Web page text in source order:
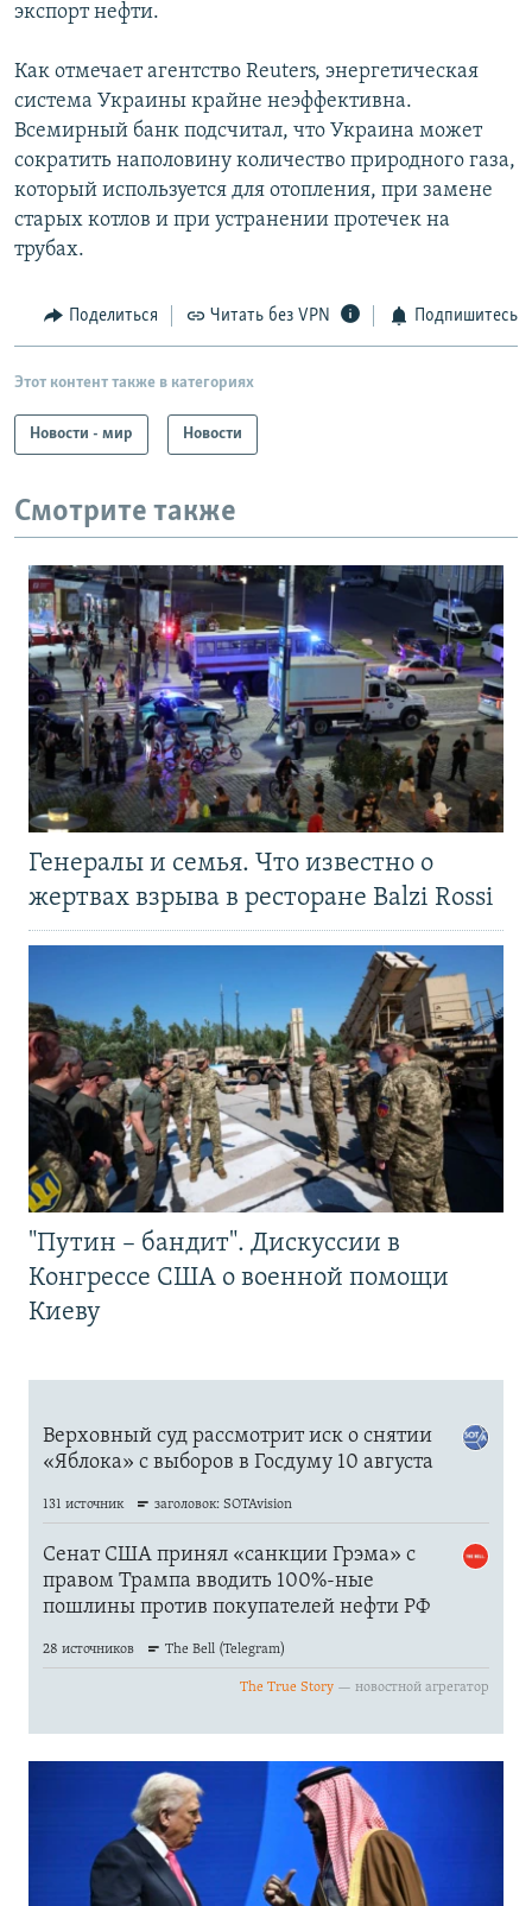
экспорт нефти.
Как отмечает агентство Reuters, энергетическая
система Украины крайне неэффективна.
Всемирный банк подсчитал, что Украина может
сократить наполовину количество природного газа,
который используется для отопления, при замене
старых котлов и при устранении протечек на
трубах.
Поделиться Читать без VPN Подпишитесь
Этот контент также в категориях
Новости - мир Новости
Смотрите также
Генералы и семья. Что известно о
жертвах взрыва в ресторане Balzi Rossi
"Путин – бандит". Дискуссии в
Конгрессе США о военной помощи
Киеву